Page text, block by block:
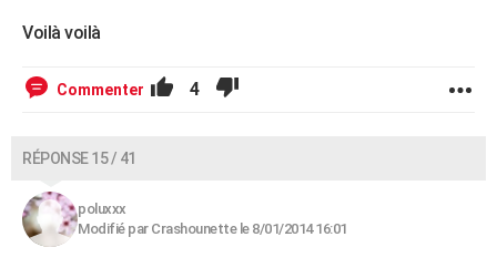
Voilà voilà
Commenter 4
RÉPONSE 15 / 41
poluxxx
Modifié par Crashounette le 8/01/2014 16:01